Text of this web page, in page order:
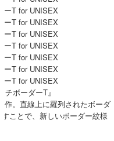
ボーダーT』
作。直線上に羅列されたボーダ
ことで、新しいボーダー紋様